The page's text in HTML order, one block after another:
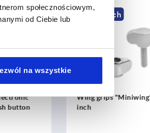
społecznościowym,
od Ciebie lub
na wszystkie
button
K2041 inch
Wing grips
inch